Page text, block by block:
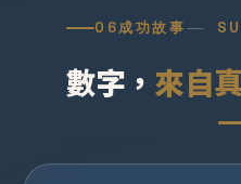
06成功故事
數字， 來自